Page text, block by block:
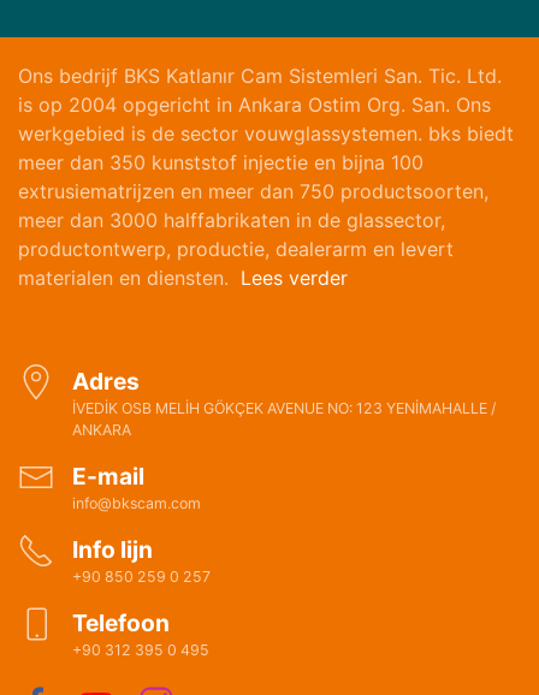
Ons bedrijf BKS Katlanır Cam Sistemleri San. Tic. Ltd.
is op 2004 opgericht in Ankara Ostim Org. San. Ons
werkgebied is de sector vouwglassystemen. bks biedt
meer dan 350 kunststof injectie en bijna 100
extrusiematrijzen en meer dan 750 productsoorten,
meer dan 3000 halffabrikaten in de glassector,
productontwerp, productie, dealerarm en levert
materialen en diensten. Lees verder
Adres
İVEDİK OSB MELİH GÖKÇEK AVENUE NO: 123 YENİMAHALLE /
ANKARA
E-mail
info@bkscam.com
Info lijn
+90 850 259 0 257
Telefoon
+90 312 395 0 495